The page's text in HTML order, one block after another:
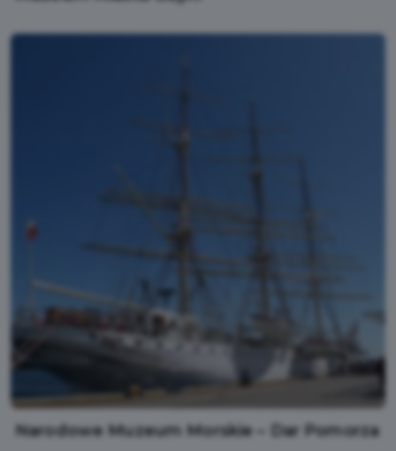
Narodowe Muzeum Morskie – Dar Pomorza